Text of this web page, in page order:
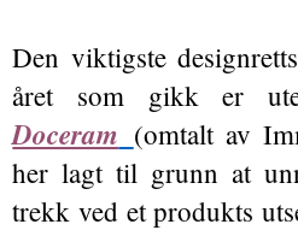
Den viktigste
året som gikk er
Doceram (omtalt av
her lagt til grunn at
trekk ved et produkts